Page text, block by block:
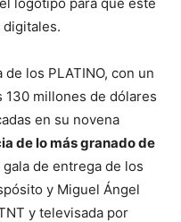
los PLATINO, con un
millones de dólares
en su novena
de lo más granado de
gala de entrega de los
y Miguel Ángel
y televisada por